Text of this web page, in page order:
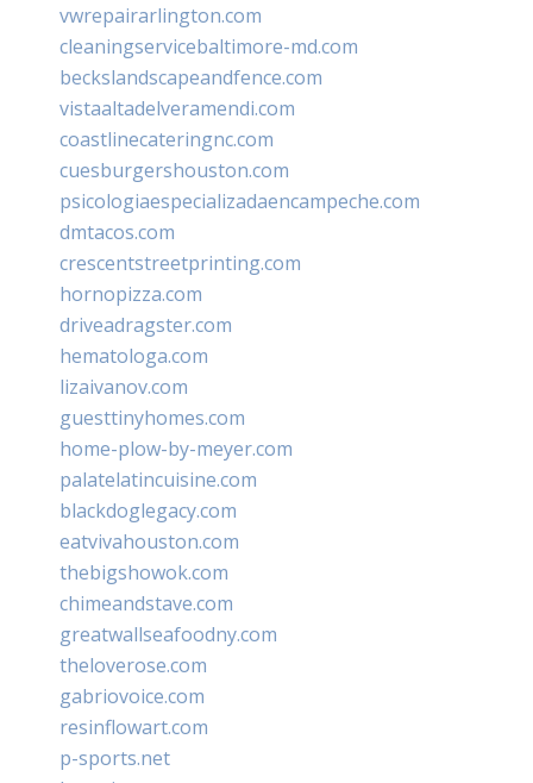
vwrepairarlington.com
cleaningservicebaltimore-md.com
beckslandscapeandfence.com
vistaaltadelveramendi.com
coastlinecateringnc.com
cuesburgershouston.com
psicologiaespecializadaencampeche.com
dmtacos.com
crescentstreetprinting.com
hornopizza.com
driveadragster.com
hematologa.com
lizaivanov.com
guesttinyhomes.com
home-plow-by-meyer.com
palatelatincuisine.com
blackdoglegacy.com
eatvivahouston.com
thebigshowok.com
chimeandstave.com
greatwallseafoodny.com
theloverose.com
gabriovoice.com
resinflowart.com
p-sports.net